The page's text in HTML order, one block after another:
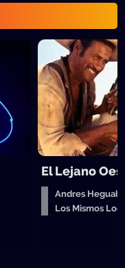
El Lejano
Andres
Los Mismos